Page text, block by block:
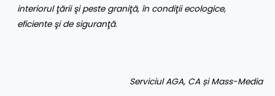
interiorul ţării şi peste graniţă, în condiţii ecologice,
eficiente şi de siguranţă.
Serviciul AGA, CA și Mass-Media